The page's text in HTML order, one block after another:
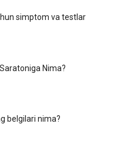
simptom va testlar
Nima?
belgilari nima?